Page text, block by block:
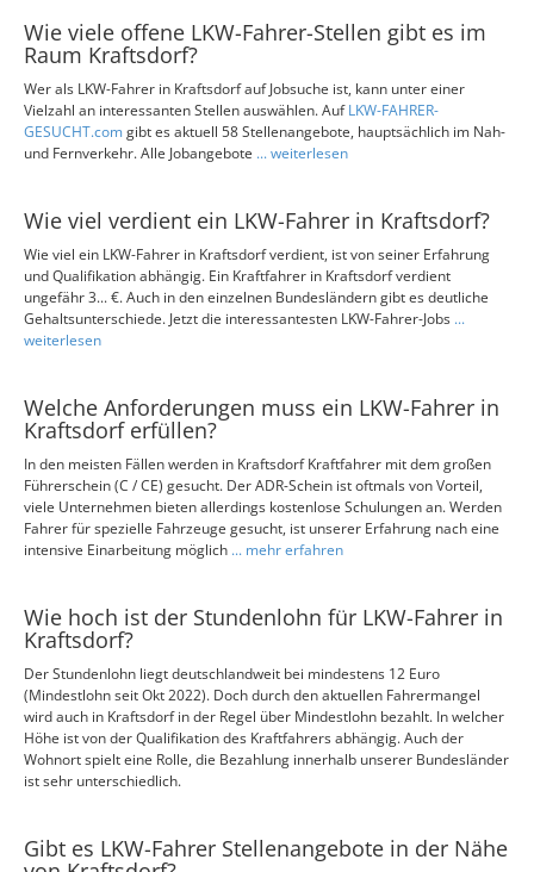
Wie viele offene LKW-Fahrer-Stellen gibt es im
Raum Kraftsdorf?
Wer als LKW-Fahrer in Kraftsdorf auf Jobsuche ist, kann unter einer
Vielzahl an interessanten Stellen auswählen. AufLKW-FAHRER-
GESUCHT.comgibt es aktuell 58 Stellenangebote, hauptsächlich im Nah-
und Fernverkehr. Alle Jobangebote ... weiterlesen
Wie viel verdient ein LKW-Fahrer in Kraftsdorf?
Wie viel ein LKW-Fahrer in Kraftsdorf verdient, ist von seiner Erfahrung
und Qualifikation abhängig. Ein Kraftfahrer in Kraftsdorf verdient
ungefähr 3... €. Auch in den einzelnen Bundesländern gibt es deutliche
Gehaltsunterschiede. Jetzt die interessantesten LKW-Fahrer-Jobs ...
weiterlesen
Welche Anforderungen muss ein LKW-Fahrer in
Kraftsdorf erfüllen?
In den meisten Fällen werden in Kraftsdorf Kraftfahrer mit dem großen
Führerschein (C / CE) gesucht. Der ADR-Schein ist oftmals von Vorteil,
viele Unternehmen bieten allerdings kostenlose Schulungen an. Werden
Fahrer für spezielle Fahrzeuge gesucht, ist unserer Erfahrung nach eine
intensive Einarbeitung möglich ... mehr erfahren
Wie hoch ist der Stundenlohn für LKW-Fahrer in
Kraftsdorf?
Der Stundenlohn liegt deutschlandweit bei mindestens 12 Euro
(Mindestlohn seit Okt 2022). Doch durch den aktuellen Fahrermangel
wird auch in Kraftsdorf in der Regel über Mindestlohn bezahlt. In welcher
Höhe ist von der Qualifikation des Kraftfahrers abhängig. Auch der
Wohnort spielt eine Rolle, die Bezahlung innerhalb unserer Bundesländer
ist sehr unterschiedlich.
Gibt es LKW-Fahrer Stellenangebote in der Nähe